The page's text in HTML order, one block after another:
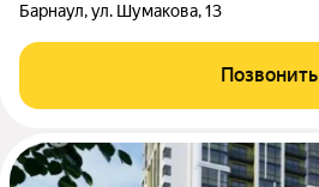
Барнаул, ул. Шумакова, 13
Позвонить